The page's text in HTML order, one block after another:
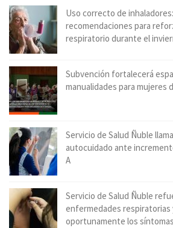
Uso correcto de
recomendaciones para
respiratorio durante el
Subvención fortalecerá
manualidades para mujeres
Servicio de Salud Ñuble
autocuidado ante
A
Servicio de Salud Ñuble
enfermedades respiratorias
oportunamente los